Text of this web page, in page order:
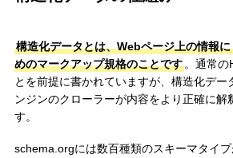
構造化データとは、Webページ上の情報
めのマークアップ規格のことです。通常の
とを前提に書かれていますが、構造化デー
ンジンのクローラーが内容をより正確に解
す。
schema.orgには数百種類のスキーマタイプ